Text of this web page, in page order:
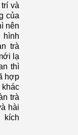
và
của
nên
trà
lạ
thì
hợp
trà
hài
kích